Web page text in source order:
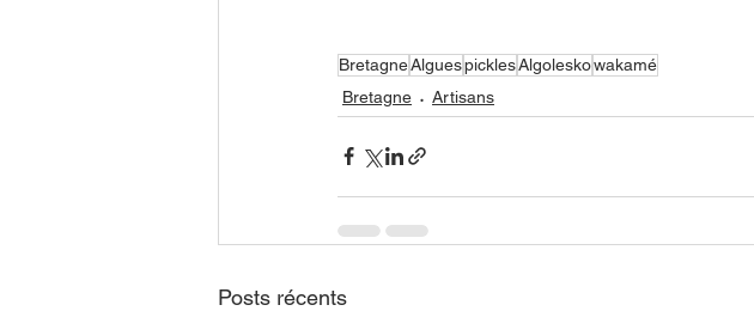
BretagneAlguespicklesAlgoleskowakamé
Bretagne
Artisans
Posts récents